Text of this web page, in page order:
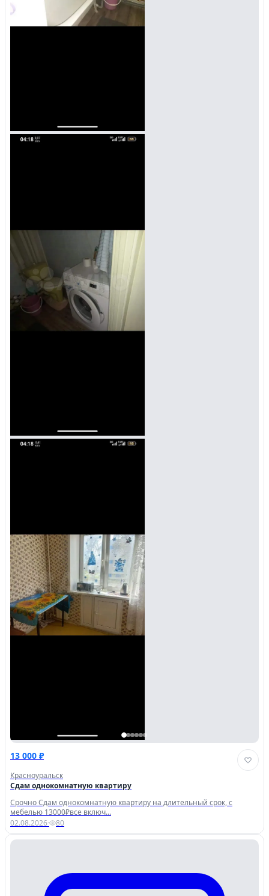
13 000 ₽
Красноуральск
Сдам однокомнатную квартиру
Срочно Сдам однокомнатную квартиру на длительный срок, с
мебелью 13000₽все включ...
02.08.2026· 80